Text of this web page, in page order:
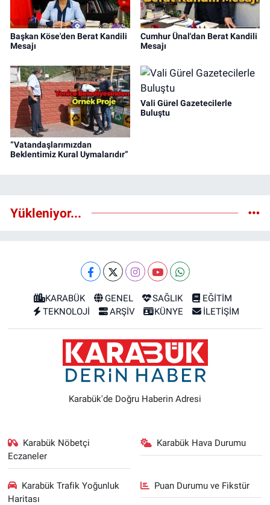
Başkan Köse'den Berat Kandili
Mesajı
Cumhur Ünal'dan Berat Kandili
Mesajı
“Vatandaşlarımızdan
Beklentimiz Kural Uymalarıdır”
Vali Gürel Gazetecilerle
Buluştu
Yükleniyor...
KARABÜK GENEL SAĞLIK
EĞİTİM
TEKNOLOJİ
ARŞİV KÜNYE İLETİŞİM
Karabük'de Doğru Haberin Adresi
Karabük Nöbetçi
Eczaneler
Karabük Hava Durumu
Karabük Trafik Yoğunluk
Haritası
Puan Durumu ve Fikstür